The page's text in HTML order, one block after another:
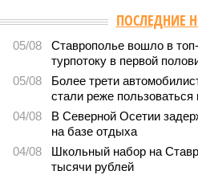
ПОСЛЕДНИЕ
05/08
Ставрополье вошло в
турпотоку в первой
05/08
Более трети
стали реже
04/08
В Северной Осетии
на базе отдыха
04/08
Школьный набор на
тысячи рублей